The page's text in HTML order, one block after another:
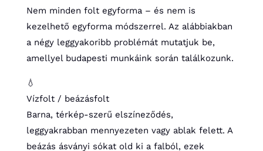
Nem minden folt egyforma – és nem is
kezelhető egyforma módszerrel. Az alábbiakban
a négy leggyakoribb problémát mutatjuk be,
amellyel budapesti munkáink során találkozunk.
💧
Vízfolt / beázásfolt
Barna, térkép-szerű elszíneződés,
leggyakrabban mennyezeten vagy ablak felett. A
beázás ásványi sókat old ki a falból, ezek